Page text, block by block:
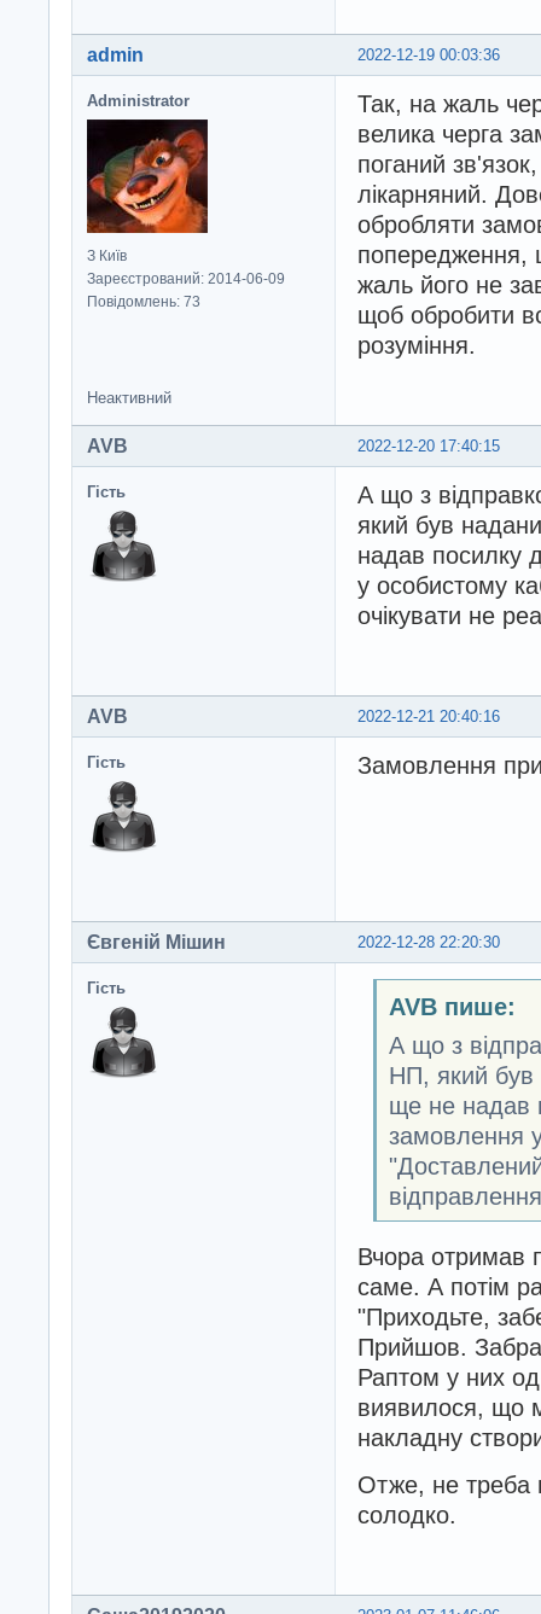
2022-12-19 00:03:36
admin
Administrator
З Київ
Зареєстрований: 2014-06-09
Повідомлень: 73
Так, на жаль
велика черга
поганий
лікарняний.
обробляти
попередження,
жаль його не
щоб обробити
розуміння.
Неактивний
2022-12-20 17:40:15
AVB
Гість
А що з
який був
надав посилку
у особистому
очікувати не
2022-12-21 20:40:16
AVB
Гість Замовлення
2022-12-28 22:20:30
Євгеній Мішин
Гість
AVB пише:
А що з
НП, який був
ще не надав
замовлення у
Вчора отримав
саме. А потім
"Приходьте,
Прийшов.
Раптом у них
виявилося, що
накладну
Отже, не треба
солодко.